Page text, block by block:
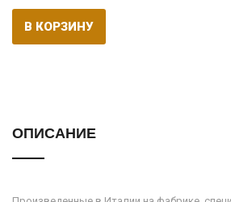
В КОРЗИНУ
ОПИСАНИЕ